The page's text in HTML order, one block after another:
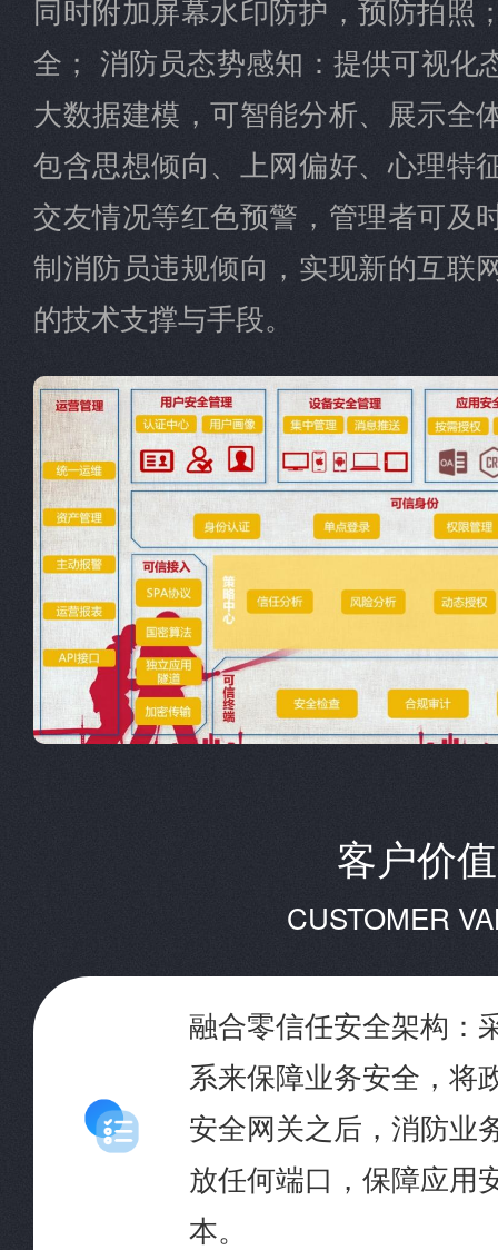
同时附加屏幕水印防护，预防拍照
全； 消防员态势感知：提供可视化
大数据建模，可智能分析、展示全
包含思想倾向、上网偏好、心理特
交友情况等红色预警，管理者可及
制消防员违规倾向，实现新的互联
的技术支撑与手段。
客户价值
CUSTOMER
融合零信任安全架构：
系来保障业务安全，将
安全网关之后，消防业
放任何端口，保障应用
本。